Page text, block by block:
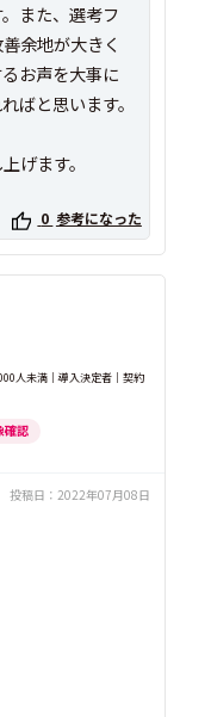
また、選考フ
余地が大きく
お声を大事に
ばと思います。
げます。
0 参考になった
人未満｜導入決定者｜契約
確認
投稿日： 2022年07月08日